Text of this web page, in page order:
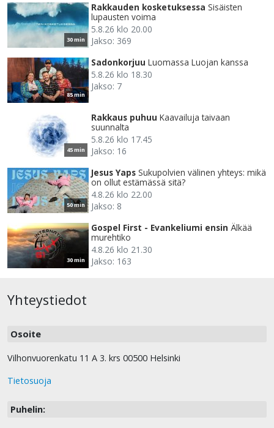
30 min
Rakkauden kosketuksessa Sisäisten
lupausten voima
5.8.26 klo 20.00
Jakso: 369
85 min
Sadonkorjuu Luomassa Luojan kanssa
5.8.26 klo 18.30
Jakso: 7
45 min
Rakkaus puhuu Kaavailuja taivaan
suunnalta
5.8.26 klo 17.45
Jakso: 16
50 min
Jesus Yaps Sukupolvien välinen yhteys: mikä
on ollut estämässä sitä?
4.8.26 klo 22.00
Jakso: 8
30 min
Gospel First - Evankeliumi ensin Älkää
murehtiko
4.8.26 klo 21.30
Jakso: 163
Yhteystiedot
Osoite
Vilhonvuorenkatu 11 A 3. krs 00500 Helsinki
Tietosuoja
Puhelin: